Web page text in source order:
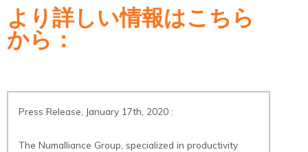
より詳しい情報はこちら
から：
Press Release January 17th, 2020 :
The Numalliance Group, specialized in productivity